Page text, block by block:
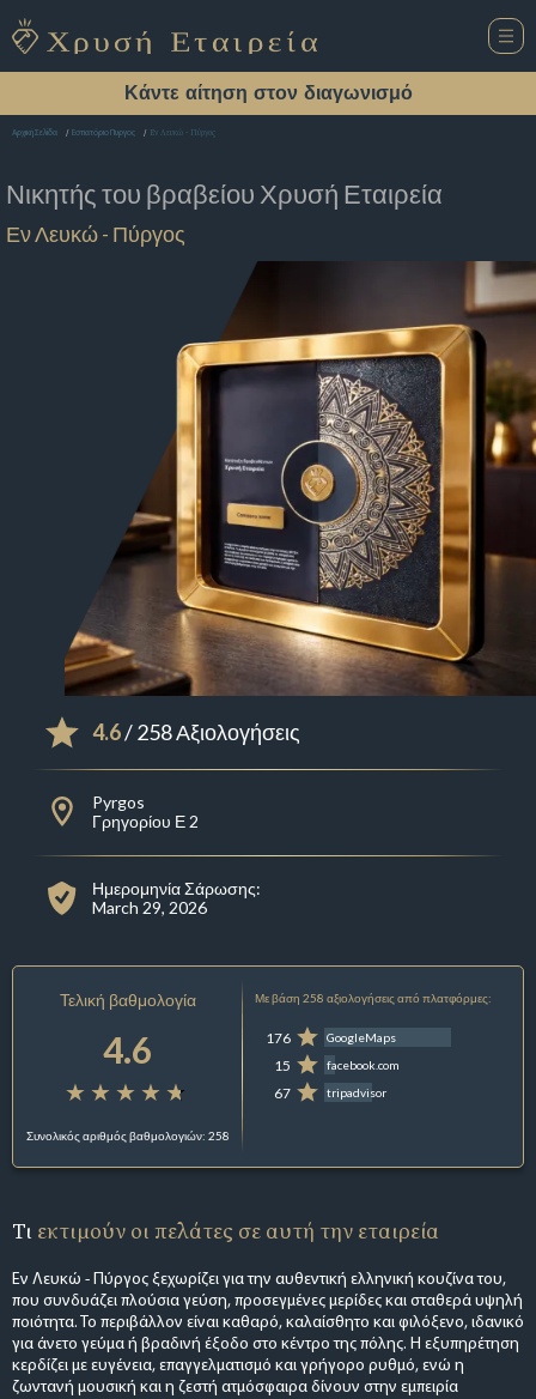
Κάντε αίτηση στον διαγωνισμό
Αρχική Σελίδα Εστιατόριο Πυργος Εν Λευκώ - Πύργος
Νικητής του βραβείου Χρυσή Εταιρεία
Εν Λευκώ - Πύργος
4.6/ 258 Αξιολογήσεις
Pyrgos
Γρηγορίου Ε 2
Ημερομηνία Σάρωσης:
March 29, 2026
Τελική βαθμολογία
4.6
Συνολικός αριθμός βαθμολογιών: 258
Με βάση 258 αξιολογήσεις από πλατφόρμες:
176 GoogleMaps
15 facebook.com
67 tripadvisor
Τι εκτιμούν οι πελάτες σε αυτή την εταιρεία
Εν Λευκώ - Πύργος ξεχωρίζει για την αυθεντική ελληνική κουζίνα του,
που συνδυάζει πλούσια γεύση, προσεγμένες μερίδες και σταθερά υψηλή
ποιότητα. Το περιβάλλον είναι καθαρό, καλαίσθητο και φιλόξενο, ιδανικό
για άνετο γεύμα ή βραδινή έξοδο στο κέντρο της πόλης. Η εξυπηρέτηση
κερδίζει με ευγένεια, επαγγελματισμό και γρήγορο ρυθμό, ενώ η
ζωντανή μουσική και η ζεστή ατμόσφαιρα δίνουν στην εμπειρία